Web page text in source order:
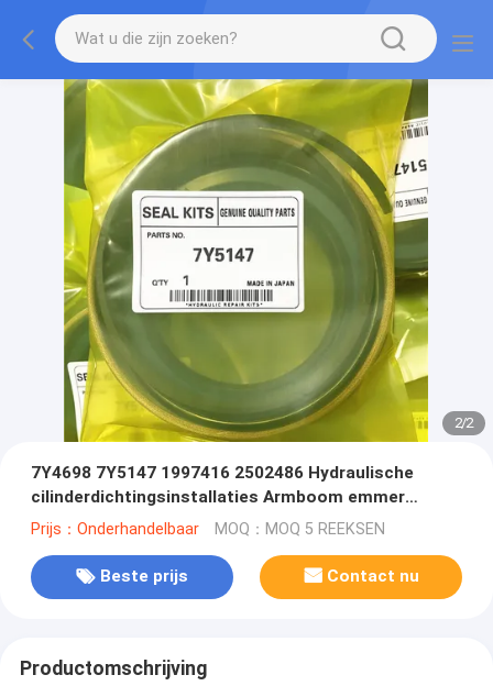
2/2
7Y4698 7Y5147 1997416 2502486 Hydraulische
cilinderdichtingsinstallaties Armboom emmer
7Y4697 7Y5146
Prijs：Onderhandelbaar MOQ：MOQ 5 REEKSEN
Beste prijs Contact nu
Productomschrijving